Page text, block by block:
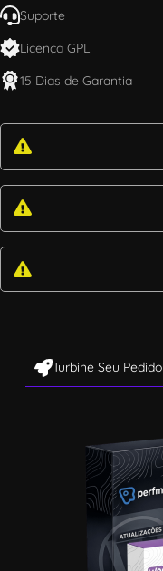
Suporte
Licença GPL
15 Dias de Garantia
Turbine Seu Pedido